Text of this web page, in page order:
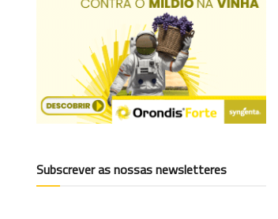
Subscrever as nossas newsletteres